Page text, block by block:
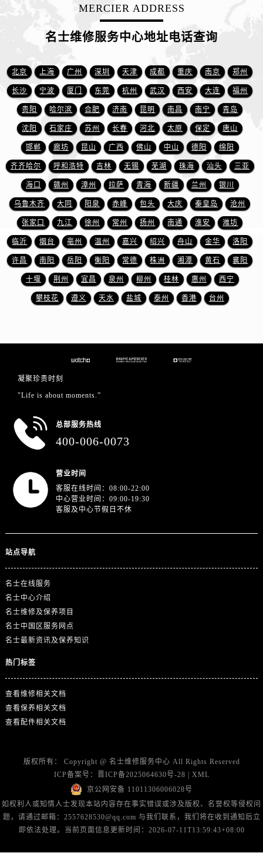
山东省济宁市任城区太白楼路名士售后服务中心（需提前预约）
山东省莱芜市文化南路8号银座商城名表维修一楼名表维修名士售后服务中心（需提前预约）
山东省临沂市兰山区解放路名士售后服务中心（需提前预约）
山东省日照市东港区烟台路名士售后服务中心（需提前预约）
山东省泰安市泰山区财源街道泰山大街名士售后服务中心（需提前预约）
山东省威海市环翠区新威海路89号振华商厦一楼名表维修名士售后服务中心（需提前预约）
山东省潍坊市奎文区东风东街名士售后服务中心（需提前预约）
山东省枣庄市滕州市北辛路与善国路交叉口名士售后服务中心（需提前预约）
山东省淄博市张店区金晶大道名士售后服务中心（需提前预约）
上海市黄浦区南京东路299号宏伊国际广场写字楼8层806室名士售后服务中心（需提前预约）
上海市徐汇区虹桥路3号港汇中心2座37层3705室名士售后服务中心（需提前预约）
浙江省杭州市上城区钱江路1366号华润大厦A座5层503-5室名士售后服务中心（需提前预约）
浙江省湖州市吴兴区劳动路名士售后服务中心（需提前预约）
浙江省嘉兴市南湖区广益路705号嘉兴世界贸易中心A座13层1304室名士售后服务中心（需提前预约）
浙江省金华市金东区东市南街777号金华万达广场4号楼22楼2209室名士售后服务中心（需提前预约）
浙江省衢州市柯城区上街名士售后服务中心（需提前预约）
广东省深圳市罗湖区深南东路5001号华润大厦17层1701室名士售后服务中心（需提前预约）
广东省湛江市赤坎区观海北路名士售后服务中心（需提前预约）
MERCIER ADDRESS
名士维修服务中心地址电话查询
北京 上海 广州 深圳 天津 成都 重庆 南京 郑州
长沙 宁波 厦门 东莞 杭州 武汉 西安 大连 福州
贵阳 哈尔滨 合肥 济南 昆明 南昌 南宁 青岛
沈阳 石家庄 苏州 长春 河北 太原 保定 唐山
邯郸 廊坊 昆山 广西 佛山 中山 德阳 绵阳
齐齐哈尔 呼和浩特 吉林 无锡 芜湖 珠海 汕头 三亚
海口 赣州 漳州 拉萨 青海 新疆 兰州 银川
乌鲁木齐 大同 阳泉 赤峰 包头 大庆 秦皇岛 沧州
张家口 九江 徐州 常州 扬州 南通 淮安 潍坊
临沂 烟台 亳州 温州 嘉兴 绍兴 舟山 金华 洛阳
许昌 南阳 岳阳 衡阳 常德 株洲 湘潭 黄石 襄阳
十堰 荆州 宜昌 泉州 柳州 桂林 惠州 西宁
攀枝花 遵义 天水 盐城 泰州 香港 台州
凝聚珍贵时刻
"Life is about moments.”
总部服务热线
400-006-0073
营业时间
客服在线时间：08:00-22:00
中心营业时间：09:00-19:30
客服及中心节假日不休
站点导航
名士在线服务
名士中心介绍
名士维修及保养项目
名士中国区服务网点
名士最新资讯及保养知识
热门标签
查看维修相关文档
查看保养相关文档
查看配件相关文档
版权所有： Copyright @ 名士维修服务中心 All Rights Reserved
ICP备案号： 晋ICP备2025064630号-28
XML
京公网安备 11011306006028号
如权利人或知情人士发现本站内容存在事实错误或涉及版权、名誉权等侵权问
题，请通过邮箱：2557628530@qq.com 与我们联系，我们将在收到通知后立
即依法处理。当前页面信息更新时间：2026-07-11T13:59:43+08:00